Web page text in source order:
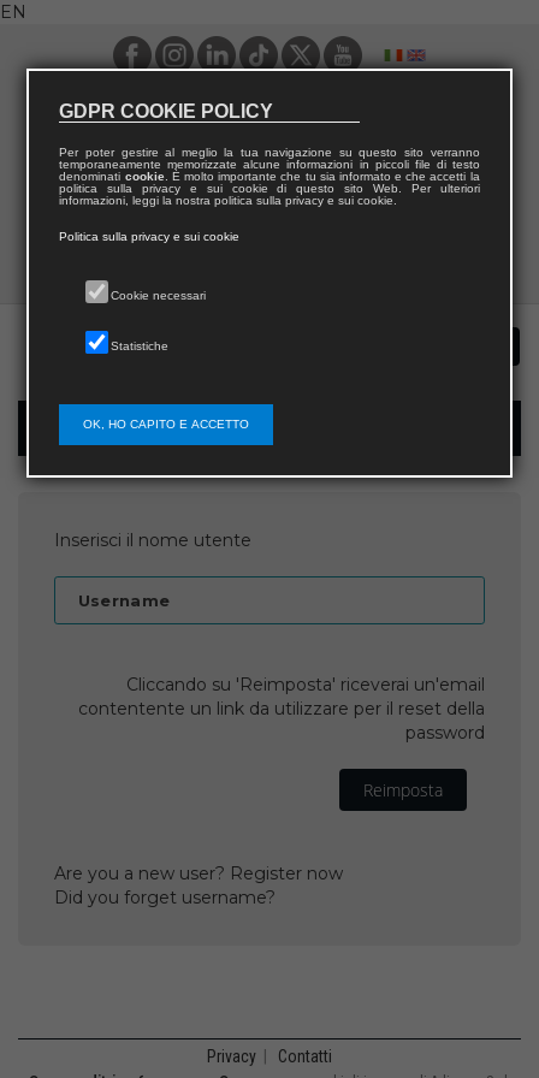
EN
Password recovery
Inserisci il nome utente
Username
Cliccando su 'Reimposta' riceverai un'email
contentente un link da utilizzare per il reset della
password
Reimposta
Are you a new user? Register now
Did you forget username?
Privacy Contatti
GDPR COOKIE POLICY
Per poter gestire al meglio la tua navigazione su questo sito verranno
temporaneamente memorizzate alcune informazioni in piccoli file di testo
denominati cookie. È molto importante che tu sia informato e che accetti la
politica sulla privacy e sui cookie di questo sito Web. Per ulteriori
informazioni, leggi la nostra politica sulla privacy e sui cookie.
Politica sulla privacy e sui cookie
Cookie necessari
Statistiche
OK, HO CAPITO E ACCETTO